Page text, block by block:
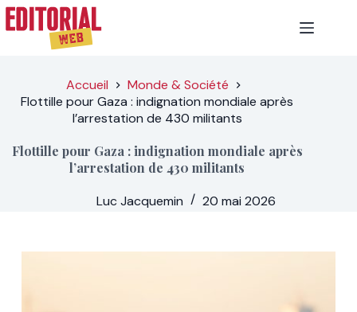
Passer
au
Accueil
Monde & Société
Flottille pour Gaza : indignation mondiale après
l’arrestation de 430 militants
Flottille pour Gaza : indignation mondiale après
l’arrestation de 430 militants
Luc Jacquemin
20 mai 2026